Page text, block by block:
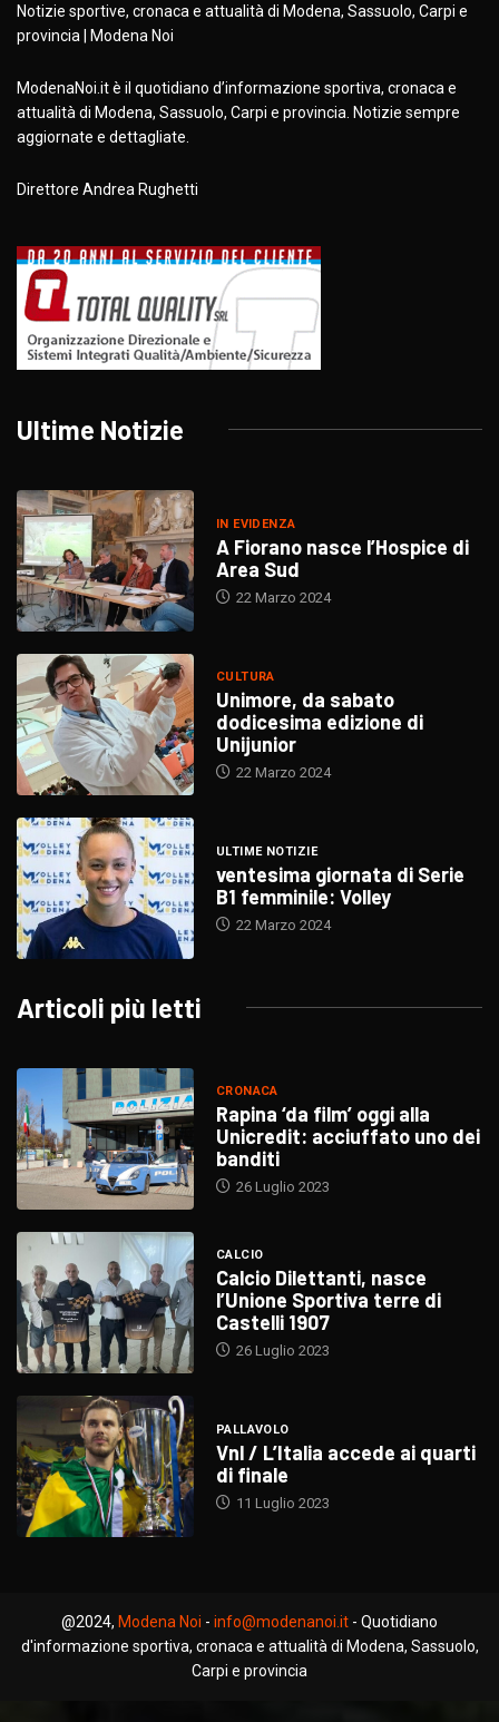
Notizie sportive, cronaca e attualità di Modena, Sassuolo, Carpi e
provincia | Modena Noi
ModenaNoi.it è il quotidiano d’informazione sportiva, cronaca e
attualità di Modena, Sassuolo, Carpi e provincia. Notizie sempre
aggiornate e dettagliate.
Direttore Andrea Rughetti
Ultime Notizie
IN EVIDENZA
A Fiorano nasce l’Hospice di
Area Sud
22 Marzo 2024
CULTURA
Unimore, da sabato
dodicesima edizione di
Unijunior
22 Marzo 2024
ULTIME NOTIZIE
ventesima giornata di Serie
B1 femminile: Volley
22 Marzo 2024
Articoli più letti
CRONACA
Rapina ‘da film’ oggi alla
Unicredit: acciuffato uno dei
banditi
26 Luglio 2023
CALCIO
Calcio Dilettanti, nasce
l’Unione Sportiva terre di
Castelli 1907
26 Luglio 2023
PALLAVOLO
Vnl / L’Italia accede ai quarti
di finale
11 Luglio 2023
@2024, Modena Noi - info@modenanoi.it - Quotidiano
d'informazione sportiva, cronaca e attualità di Modena, Sassuolo,
Carpi e provincia